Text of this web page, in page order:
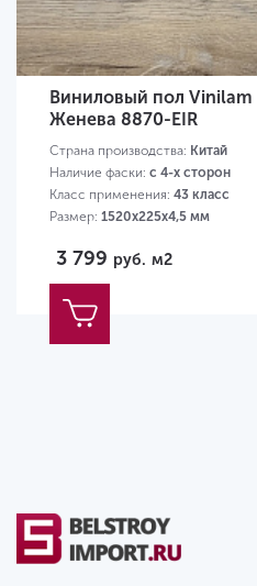
Виниловый пол Vinilam
Женева 8870-EIR
Страна производства: Китай
Наличие фаски: с 4-х сторон
Класс применения: 43 класс
Размер: 1520х225х4,5 мм
3 799 руб. м2